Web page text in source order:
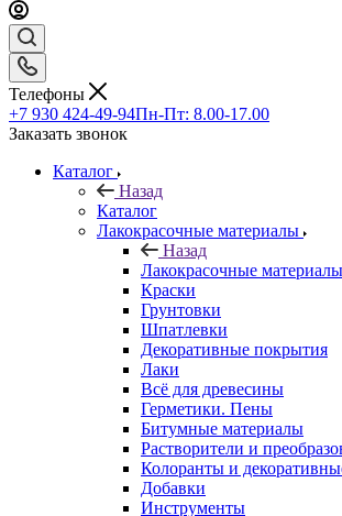
Телефоны
+7 930 424-49-94Пн-Пт: 8.00-17.00
Заказать звонок
Каталог
Назад
Каталог
Лакокрасочные материалы
Назад
Лакокрасочные материалы
Краски
Грунтовки
Шпатлевки
Декоративные покрытия
Лаки
Всё для древесины
Герметики. Пены
Битумные материалы
Растворители и
Колоранты и
Добавки
Инструменты